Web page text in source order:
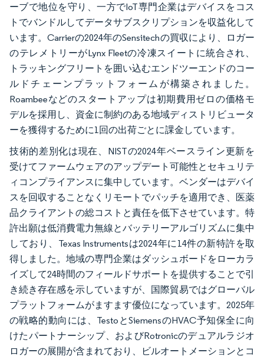
ーブで地位を守り、一方でIoT専門企業はデバイスをコス
トでバンドルしてデータサブスクリプションを収益化して
います。Carrierの2024年のSensitechの買収により、ロガー
のテレメトリーがLynx Fleetの冷凍スイートに統合され、
トラッキングフリートを囲い込むエンドツーエンドのコー
ルドチェーンプラットフォームが構築されました。
Roambeeなどのスタートアップは初期費用ゼロの価格モ
デルを採用し、資金に制約のある地域ディストリビュータ
ーを獲得するために1回の出荷ごとに課金しています。
技術的差別化は現在、NISTの2024年ベースライン更新を
受けてファームウェアのアップデート可能性とセキュリテ
ィコンプライアンスに集中しています。ベンダーはデバイ
スを回収することなくリモートでパッチを適用でき、医薬
品クライアントの総コストと責任を低下させています。特
許出願は低消費電力無線とバッテリーアルゴリズムに集中
しており、Texas Instrumentsは2024年に14件の新特許を取
得しました。地域の専門企業はダッシュボードをローカラ
イズして24時間のフィールドサポートを提供することで引
き続き存在感を示していますが、国際貿易ではグローバル
プラットフォームがますます優位になっています。2025年
の戦略的動向には、TestoとSiemensのHVAC予知保全に向
けたパートナーシップ、およびRotronicのデュアルラジオ
ロガーの展開が含まれており、ビルオートメーションとコ